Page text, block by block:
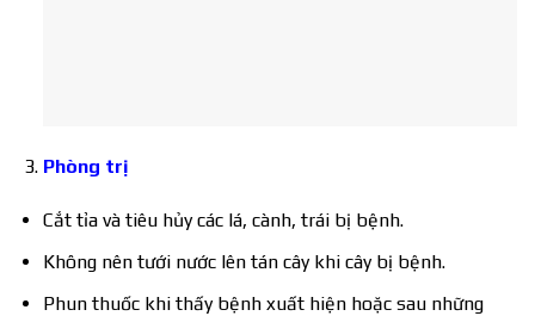
Phòng trị
Cắt tỉa và tiêu hủy các lá, cành, trái bị bệnh.
Không nên tưới nước lên tán cây khi cây bị bệnh.
Phun thuốc khi thấy bệnh xuất hiện hoặc sau những